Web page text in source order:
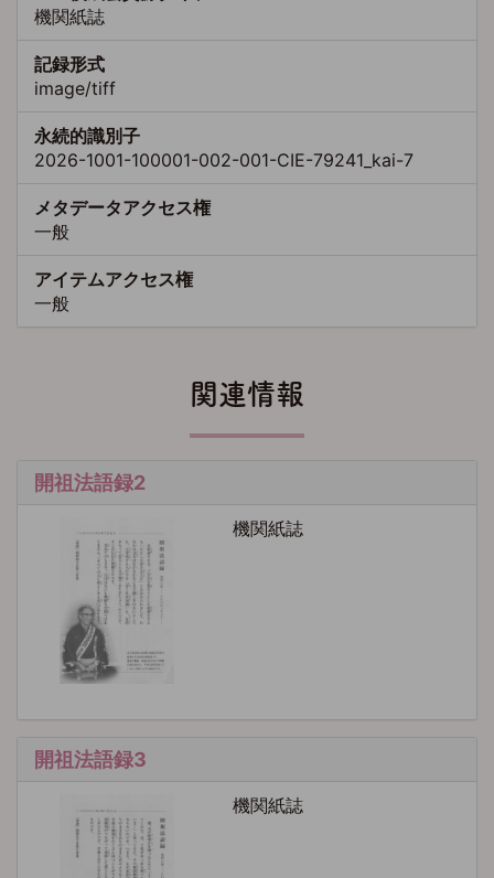
機関紙誌
記録形式
image/tiff
永続的識別子
2026-1001-100001-002-001-CIE-79241_kai-7
メタデータアクセス権
一般
アイテムアクセス権
一般
関連情報
開祖法語録2
機関紙誌
開祖法語録3
機関紙誌